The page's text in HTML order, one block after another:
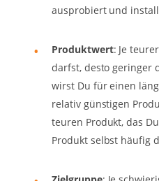
ausprobiert und
Produktwert: Je
darfst, desto geringer
wirst Du für einen
relativ günstigen
teuren Produkt, das
Produkt selbst häufig